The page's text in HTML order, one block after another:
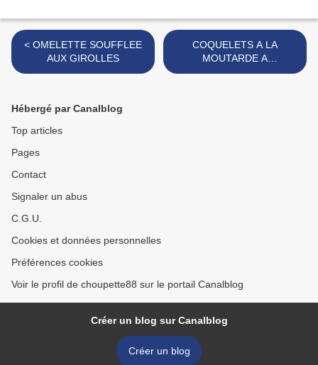
< OMELETTE SOUFFLEE
AUX GIROLLES
COQUELETS A LA
MOUTARDE A
L'ESTRAGON >
Hébergé par Canalblog
Top articles
Pages
Contact
Signaler un abus
C.G.U.
Cookies et données personnelles
Préférences cookies
Voir le profil de choupette88 sur le portail Canalblog
Créer un blog sur Canalblog
Créer un blog